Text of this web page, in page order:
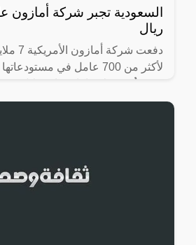
ريال
دفعت
لأكثر من 700 عامل في
قانونية؛